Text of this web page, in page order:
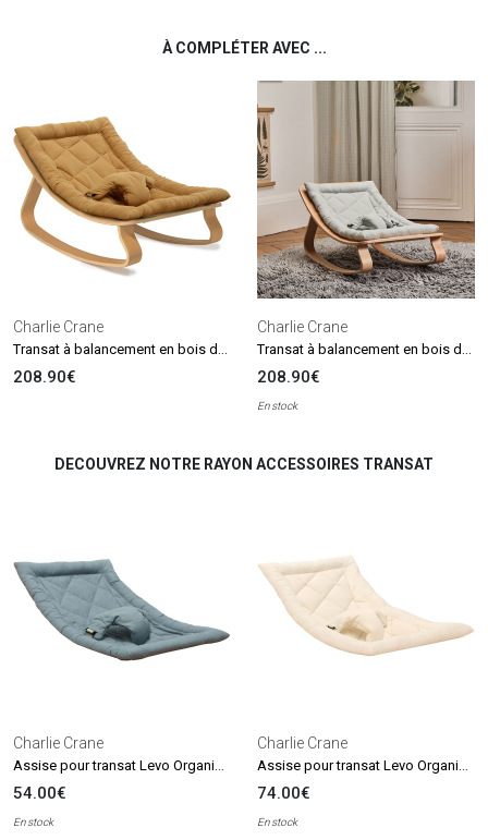
À COMPLÉTER AVEC ...
Charlie Crane
Transat à balancement en bois de hêtre Levo Camel
208.90€
Charlie Crane
Transat à balancement en bois de hêtre Levo Farrow
208.90€
En stock
DECOUVREZ NOTRE RAYON ACCESSOIRES TRANSAT
Charlie Crane
Assise pour transat Levo Organic Orage
54.00€
En stock
Charlie Crane
Assise pour transat Levo Organic Milk
74.00€
En stock